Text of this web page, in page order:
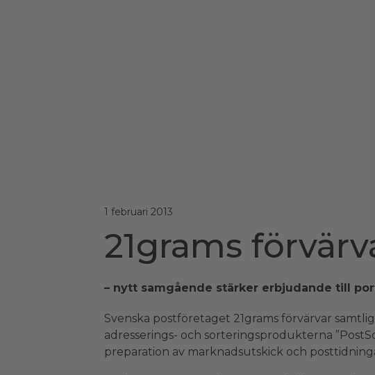
1 februari 2013
21grams
– nytt samgående stärker erbjudande till
Svenska postföretaget 21grams förvärvar
adresserings- och sorteringsprodukterna
preparation av marknadsutskick och